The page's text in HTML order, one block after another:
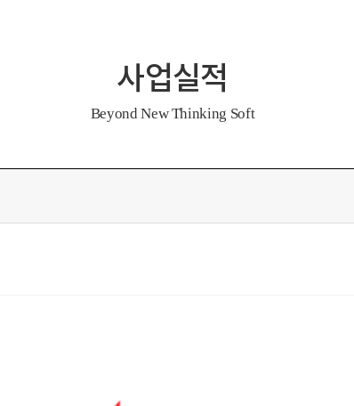
사업실적
Beyond New Thinking Soft